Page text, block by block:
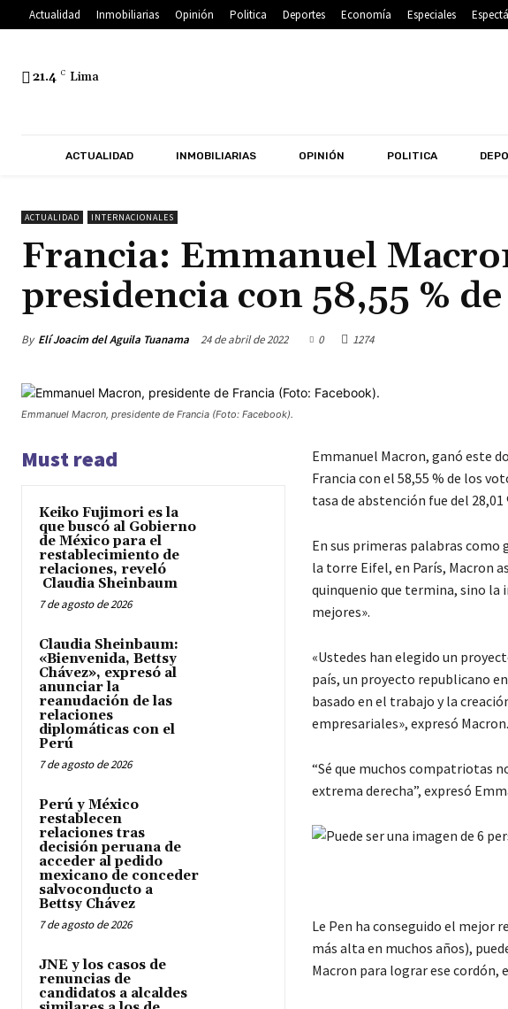
Actualidad Inmobiliarias Opinión Politica Deportes Economía Especiales
21.4 C Lima
ACTUALIDAD INMOBILIARIAS OPINIÓN POLITICA
ACTUALIDAD INTERNACIONALES
Francia: Emmanuel
presidencia con 58,55 %
By Elí Joacim del Aguila Tuanama 24 de abril de 2022 0 1274
Emmanuel Macron, presidente de Francia (Foto: Facebook).
Must read
Keiko Fujimori es la
que buscó al Gobierno
de México para el
restablecimiento de
relaciones, reveló
Claudia Sheinbaum
7 de agosto de 2026
Claudia Sheinbaum:
«Bienvenida, Bettsy
Chávez», expresó al
anunciar la
reanudación de las
relaciones
diplomáticas con el
Perú
7 de agosto de 2026
Perú y México
restablecen
relaciones tras
decisión peruana de
acceder al pedido
mexicano de conceder
salvoconducto a
Bettsy Chávez
7 de agosto de 2026
JNE y los casos de
renuncias de
candidatos a alcaldes
Emmanuel Macron, ganó este
Francia con el 58,55 % de los
tasa de abstención fue del 28,01
En sus primeras palabras como
la torre Eifel, en París, Macron
quinquenio que termina, sino la
mejores».
«Ustedes han elegido un
país, un proyecto republicano
basado en el trabajo y la
empresariales», expresó Macron.
“Sé que muchos compatriotas
extrema derecha”, expresó
Le Pen ha conseguido el mejor
más alta en muchos años),
Macron para lograr ese cordón,